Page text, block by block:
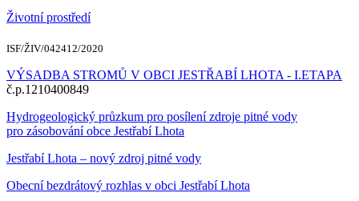
Životní prostředí
ISF/ŽIV/042412/2020
VÝSADBA STROMŮ V OBCI JESTŘABÍ LHOTA - I.ETAPA
č.p.1210400849
Hydrogeologický průzkum pro posílení zdroje pitné vody
pro zásobování obce Jestřabí Lhota
Jestřabí Lhota – nový zdroj pitné vody
Obecní bezdrátový rozhlas v obci Jestřabí Lhota